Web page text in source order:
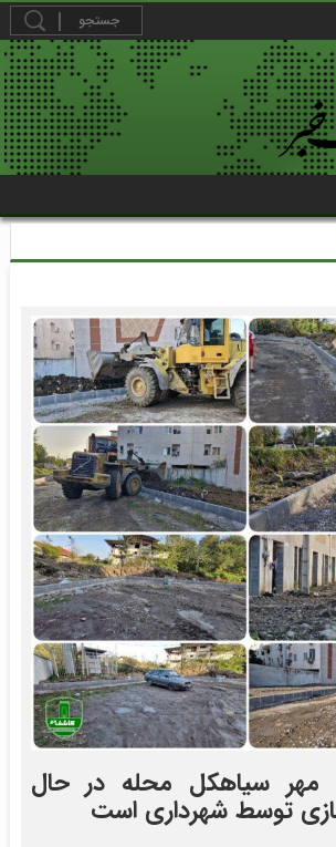
مهر سیاهکل محله در حال
توسط شهرداری است